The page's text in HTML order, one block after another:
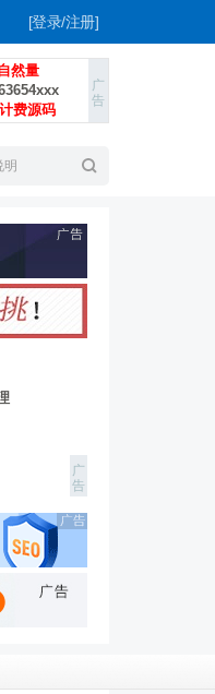
[登录/注册]
然量
费源码
索